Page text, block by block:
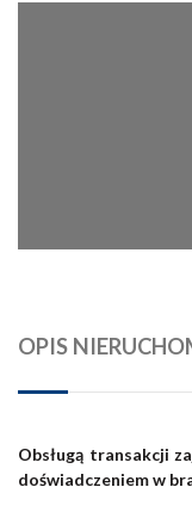
OPIS
Obsługą transakcji
doświadczeniem w